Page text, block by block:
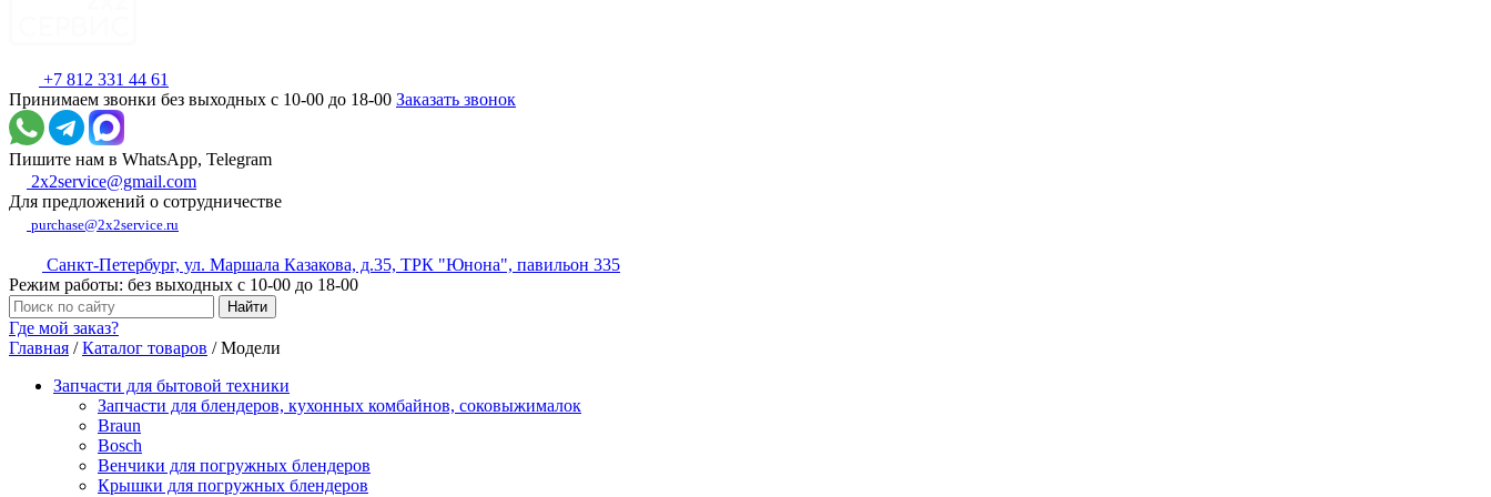
+7 812 331 44 61
Принимаем звонки без выходных с 10-00 до 18-00 Заказать звонок
Пишите нам в WhatsApp, Telegram
2x2service@gmail.com
Для предложений о сотрудничестве
purchase@2x2service.ru
Санкт-Петербург, ул. Маршала Казакова, д.35, ТРК "Юнона", павильон 335
Режим работы: без выходных с 10-00 до 18-00
Где мой заказ?
Главная /Каталог товаров /Модели
Запчасти для бытовой техники
Запчасти для блендеров, кухонных комбайнов, соковыжималок
Braun
Bosch
Венчики для погружных блендеров
Крышки для погружных блендеров